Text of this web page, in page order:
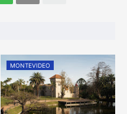
MONTEVIDEO